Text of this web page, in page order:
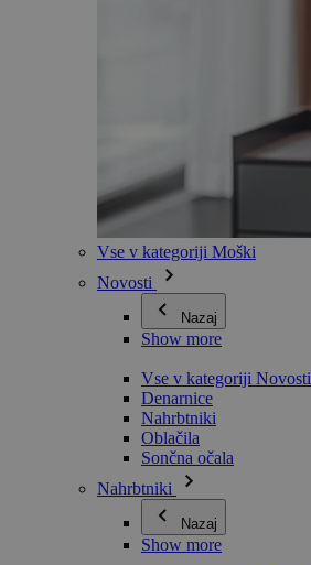
Vse v kategoriji Moški
Novosti
Nazaj
Show more
Vse v kategoriji Novosti
Denarnice
Nahrbtniki
Oblačila
Sončna očala
Nahrbtniki
Nazaj
Show more